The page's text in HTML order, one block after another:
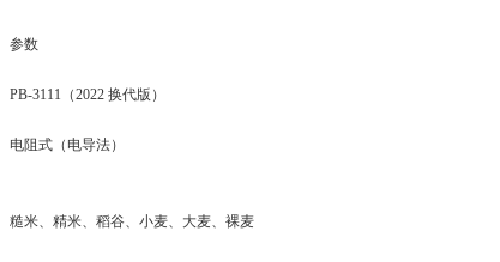
参数
PB-3111（2022 换代版）
电阻式（电导法）
糙米、精米、稻谷、小麦、大麦、裸麦